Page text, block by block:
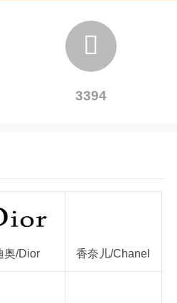
3394
奥/Dior 香奈儿/Chanel